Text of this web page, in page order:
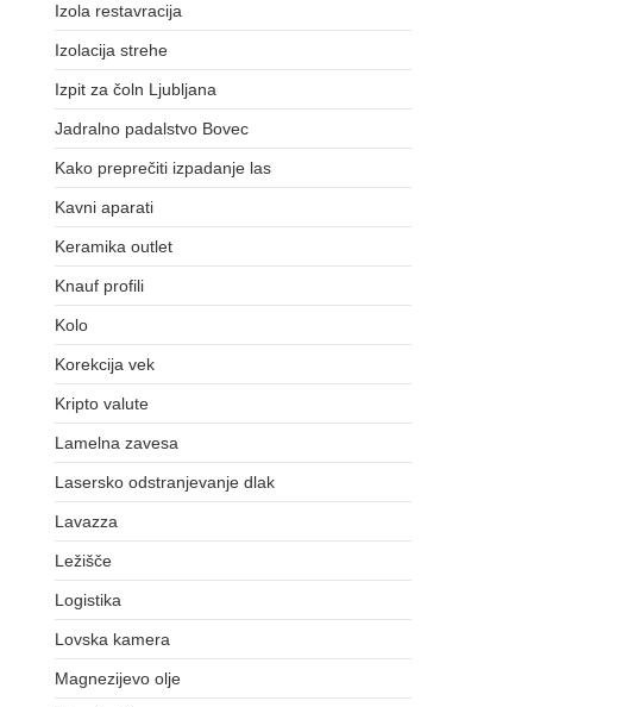
Izola restavracija
Izolacija strehe
Izpit za čoln Ljubljana
Jadralno padalstvo Bovec
Kako preprečiti izpadanje las
Kavni aparati
Keramika outlet
Knauf profili
Kolo
Korekcija vek
Kripto valute
Lamelna zavesa
Lasersko odstranjevanje dlak
Lavazza
Ležišče
Logistika
Lovska kamera
Magnezijevo olje